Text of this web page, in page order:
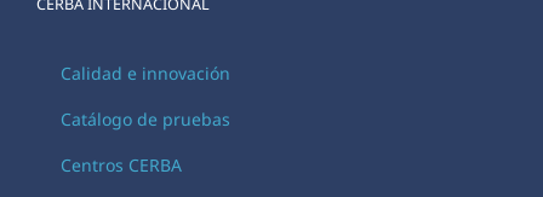
CERBA INTERNACIONAL
Calidad e innovación
Catálogo de pruebas
Centros CERBA